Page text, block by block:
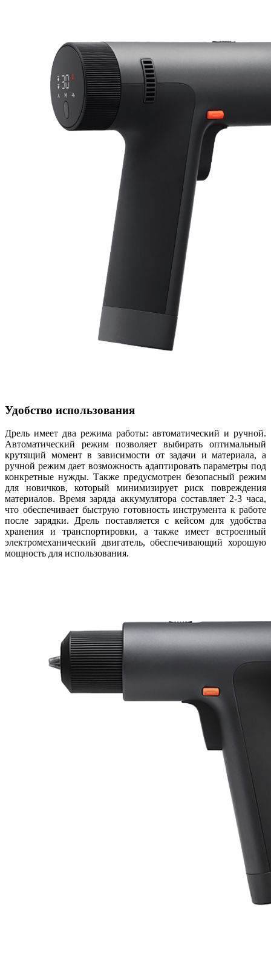
Удобство использования
Дрель имеет два режима работы: автоматический и ручной.
Автоматический режим позволяет выбирать оптимальный
крутящий момент в зависимости от задачи и материала, а
ручной режим дает возможность адаптировать параметры под
конкретные нужды. Также предусмотрен безопасный режим
для новичков, который минимизирует риск повреждения
материалов. Время заряда аккумулятора составляет 2-3 часа,
что обеспечивает быструю готовность инструмента к работе
после зарядки. Дрель поставляется с кейсом для удобства
хранения и транспортировки, а также имеет встроенный
электромеханический двигатель, обеспечивающий хорошую
мощность для использования.